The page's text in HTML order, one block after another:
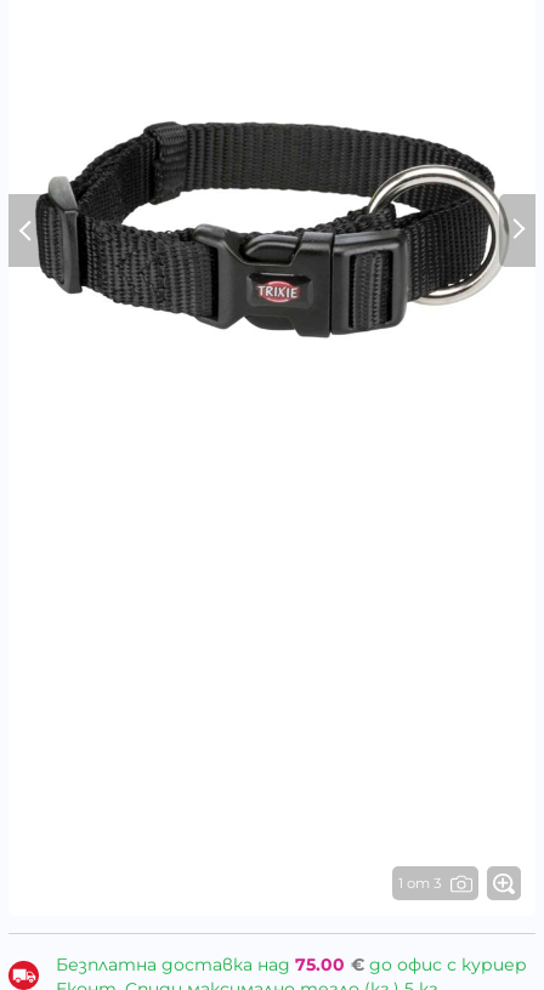
1 от 3
Безплатна доставка над 75.00 €до офис с куриер